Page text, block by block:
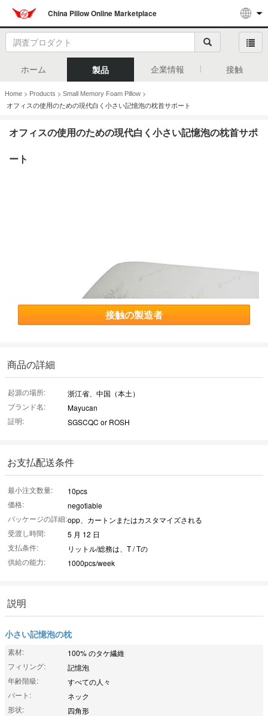
China Pillow Online Marketplace
ホーム 製品 企業情報 接触
Home > Products > Small Memory Foam Pillow >
オフィスの使用のための現代白く小さい記憶泡の枕首サポート
オフィスの使用のための現代白く小さい記憶泡の枕首サポ
ート
接触の製造者
商品の詳細
起源の場所:
浙江省、中国（本土）
ブランド名:
Mayucan
証明:
SGSCQC or ROSH
お支払配送条件
最小注文数量:
10pcs
価格:
negotiable
パッケージの詳細:opp、カートンまたはカスタマイズされる
受渡し時間:
5 月 12 日
支払条件:
リットル/総務は、T / Tの
供給の能力:
1000pcs/week
説明
小さい記憶泡の枕
素材:
100% のタケ繊維
フィリング:
記憶泡
年齢階級:
すべての人々
パート:
ネック
形状:
四角形